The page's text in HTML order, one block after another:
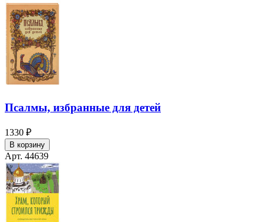
Псалмы, избранные для детей
1330 ₽
В корзину
Арт. 44639